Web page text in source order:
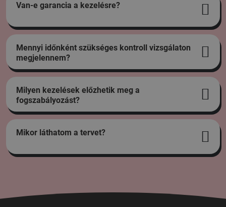
Van-e garancia a kezelésre?
Mennyi időnként szükséges kontroll vizsgálaton
megjelennem?
Milyen kezelések előzhetik meg a
fogszabályozást?
Mikor láthatom a tervet?